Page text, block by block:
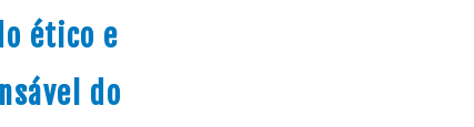
ético e
do